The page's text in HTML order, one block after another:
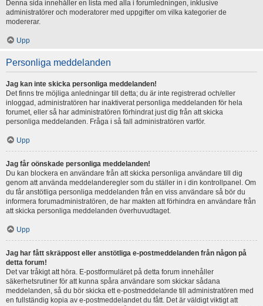
Denna sida innehåller en lista med alla i forumledningen, inklusive
administratörer och moderatorer med uppgifter om vilka kategorier de
modererar.
Upp
Personliga meddelanden
Jag kan inte skicka personliga meddelanden!
Det finns tre möjliga anledningar till detta; du är inte registrerad och/eller
inloggad, administratören har inaktiverat personliga meddelanden för hela
forumet, eller så har administratören förhindrat just dig från att skicka
personliga meddelanden. Fråga i så fall administratören varför.
Upp
Jag får oönskade personliga meddelanden!
Du kan blockera en användare från att skicka personliga användare till dig
genom att använda meddelanderegler som du ställer in i din kontrollpanel. Om
du får anstötliga personliga meddelanden från en viss användare så bör du
informera forumadministratören, de har makten att förhindra en användare från
att skicka personliga meddelanden överhuvudtaget.
Upp
Jag har fått skräppost eller anstötliga e-postmeddelanden från någon på
detta forum!
Det var tråkigt att höra. E-postformuläret på detta forum innehåller
säkerhetsrutiner för att kunna spåra användare som skickar sådana
meddelanden, så du bör skicka ett e-postmeddelande till administratören med
en fullständig kopia av e-postmeddelandet du fått. Det är väldigt viktigt att